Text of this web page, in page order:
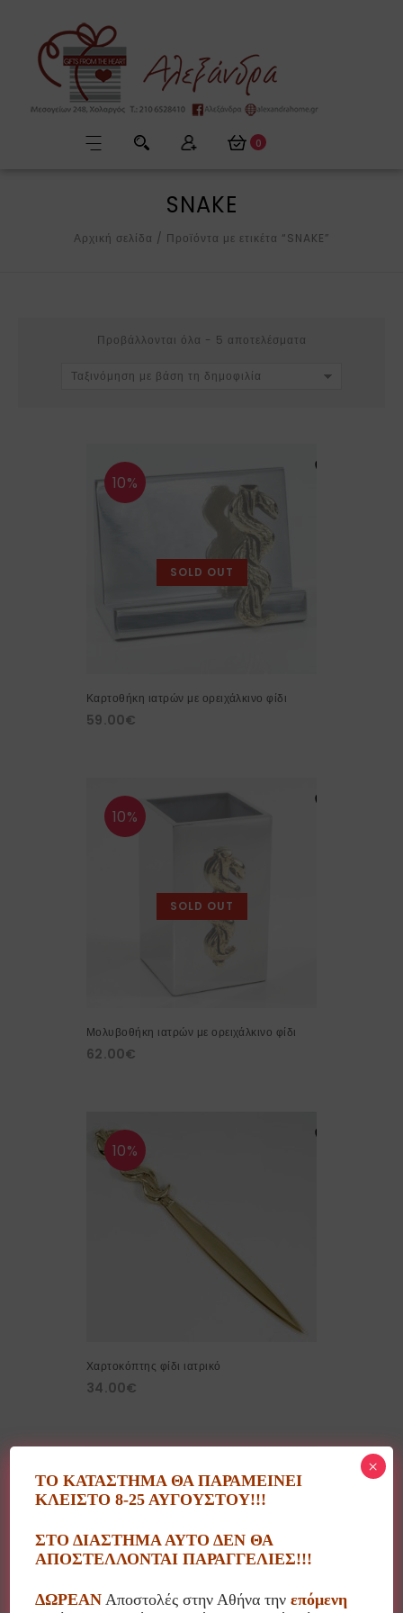
0
SNAKE
Αρχική σελίδα / Προϊόντα με ετικέτα “SNAKE”
Προβάλλονται όλα - 5 αποτελέσματα
Ταξινόμηση με βάση τη δημοφιλία
10%
SOLD OUT
Καρτοθήκη ιατρών με ορειχάλκινο φίδι
59.00€
10%
SOLD OUT
Μολυβοθήκη ιατρών με ορειχάλκινο φίδι
62.00€
10%
Χαρτοκόπτης φίδι ιατρικό
34.00€
10%
ΤΟ ΚΑΤΑΣΤΗΜΑ ΘΑ ΠΑΡΑΜΕΙΝΕΙ
ΚΛΕΙΣΤΟ 8-25 ΑΥΓΟΥΣΤΟΥ!!!
ΣΤΟ ΔΙΑΣΤΗΜΑ ΑΥΤΟ ΔΕΝ ΘΑ
ΑΠΟΣΤΕΛΛΟΝΤΑΙ ΠΑΡΑΓΓΕΛΙΕΣ!!!
ΔΩΡΕΑΝ Αποστολές στην Αθήνα τηνεπόμενη
×